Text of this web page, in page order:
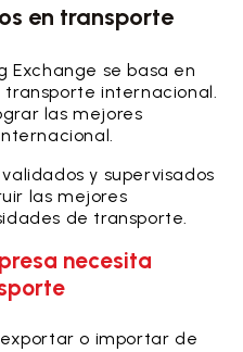
en transporte
Exchange se basa en
internacional.
las mejores
y supervisados
las mejores
de transporte.
necesita
o importar de